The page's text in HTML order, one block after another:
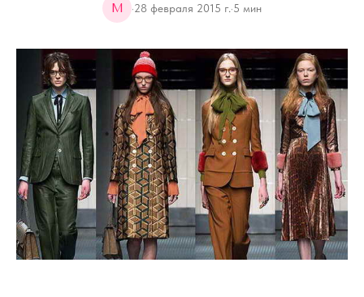
M ·28 февраля 2015 г.·5 мин